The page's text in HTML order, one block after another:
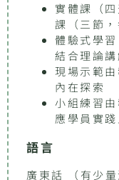
實體課（
課（三節，
體驗式學
結合理論
現場示範
內在探索
小組練習
應學員實
語言
廣東話 （有少